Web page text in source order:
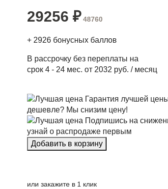
29256 ₽ 48760
+ 2926 бонусных баллов
В рассрочку без переплаты на
срок 4 - 24 мес. от 2032 руб. / месяц
Гарантия лучшей
дешевле? Мы снизим цену!
Подпишись на
узнай о распродаже первым
или закажите в 1 клик